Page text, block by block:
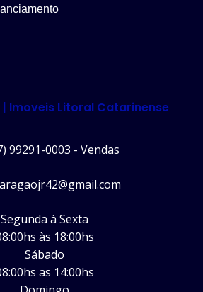
Imoveis Litoral Catarinense
99291-0003 - Vendas
Segunda à Sexta
às 18:00hs
Sábado
as 14:00hs